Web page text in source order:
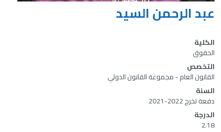
عبد الرحمن السيد
الكلية
الحقوق
التخصص
القانون العام - مجموعة القانون الدولي
السنة
دفعة تخرج 2022-2021
الدرجة
2.18